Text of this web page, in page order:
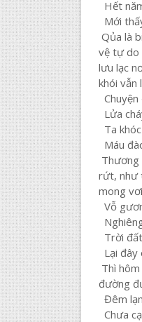
Hết
Mới
Qủa là
vệ tự do
lưu lạc
khói vẫn
Lửa
Ta
Máu
Thương
rứt, như
mong
Vỗ
Trời
Lại
Thì
đường
Đêm
Chưa